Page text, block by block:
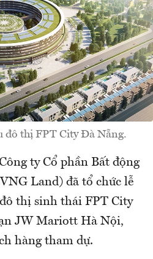
đô thị FPT City Đà Nẵng.
ty Cổ phần Bất động
Land) đã tổ chức lễ
thị sinh thái FPT City
JW Mariott Hà Nội,
hàng tham dự.